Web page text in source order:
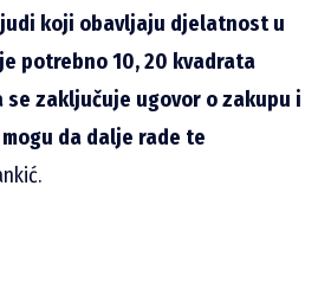
koji obavljaju djelatnost u
potrebno 10, 20 kvadrata
zaključuje ugovor o zakupu i
da dalje rade te